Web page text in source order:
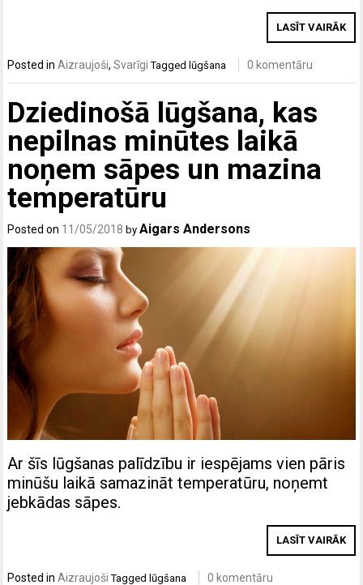
LASĪT VAIRĀK
Posted inAizraujoši,Svarīgi Tagged lūgšana 0 komentāru
Dziedinošā lūgšana, kas
nepilnas minūtes laikā
noņem sāpes un mazina
temperatūru
Posted on 11/05/2018 byAigars Andersons
Ar šīs lūgšanas palīdzību ir iespējams vien pāris
minūšu laikā samazināt temperatūru, noņemt
jebkādas sāpes.
LASĪT VAIRĀK
Posted inAizraujoši Tagged lūgšana 0 komentāru